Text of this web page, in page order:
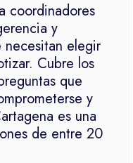
coordinadores
y
elegir
Cubre los
que
y
es una
de entre 20